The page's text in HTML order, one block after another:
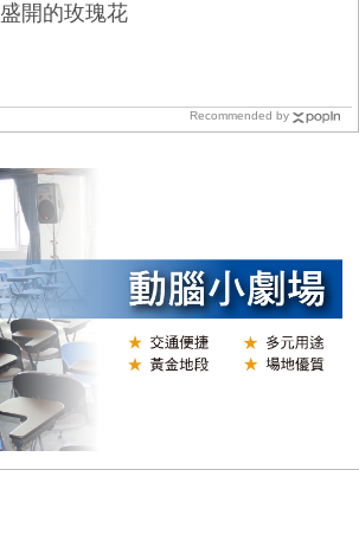
盛開的玫瑰花
Recommended by